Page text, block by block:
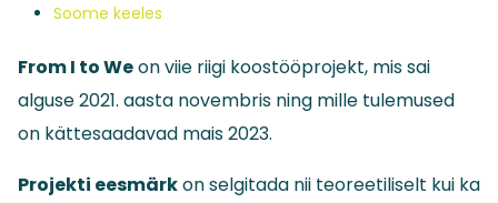
Soome keeles
From I to Weon viie riigi koostööprojekt, mis sai
alguse 2021. aasta novembris ning mille tulemused
on kättesaadavad mais 2023.
Projekti eesmärkon selgitada nii teoreetiliselt kui ka